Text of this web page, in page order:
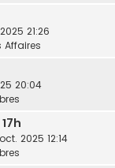
21:26
Affaires
20:04
oct. 2025 12:14